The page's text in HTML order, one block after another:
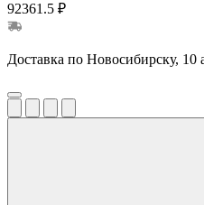
92361.5 ₽
Доставка по Новосибирску, 10